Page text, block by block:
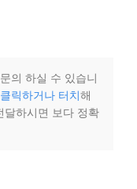
의 하실 수 있습니
릭하거나 터치해
달하시면 보다 정확